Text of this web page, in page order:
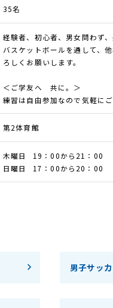
35名
経験者、初心者、男女問わず
バスケットボールを通して、
ろしくお願いします。
＜ご学友へ 共に。＞
練習は自由参加なので気軽に
第2体育館
木曜日
19：00から21：00
日曜日
17：00から20：00
男子サッ